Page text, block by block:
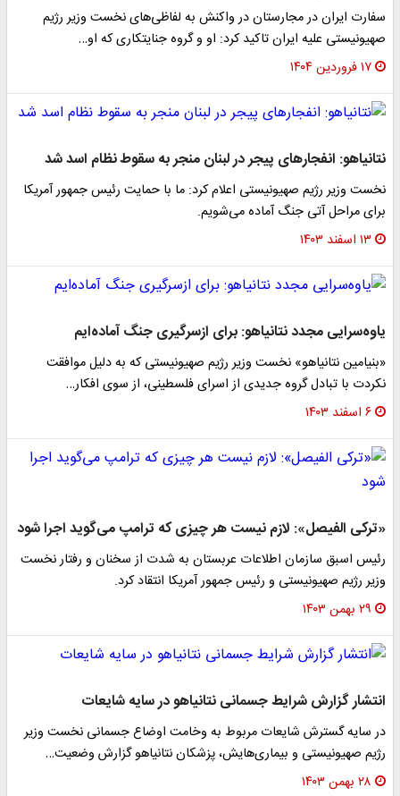
سفارت ایران در مجارستان در واکنش به لفاظی‌های نخست وزیر رژیم
صهیونیستی علیه ایران تاکید کرد: او و گروه جنایتکاری که او…
۱۷ فروردین ۱۴۰۴
نتانیاهو: انفجارهای پیجر در لبنان منجر به سقوط نظام اسد شد
نخست وزیر رژیم صهیونیستی اعلام کرد: ما با حمایت رئیس جمهور آمریکا
برای مراحل آتی جنگ آماده می‌شویم.
۱۳ اسفند ۱۴۰۳
یاوه‌سرایی مجدد نتانیاهو: برای ازسرگیری جنگ آماده‌ایم
«بنیامین نتانیاهو» نخست وزیر رژیم صهیونیستی که به دلیل موافقت
نکردت با تبادل گروه جدیدی از اسرای فلسطینی، از سوی افکار…
۶ اسفند ۱۴۰۳
«ترکی الفیصل»: لازم نیست هر چیزی که ترامپ می‌گوید اجرا شود
رئیس اسبق سازمان اطلاعات عربستان به شدت از سخنان و رفتار نخست
وزیر رژیم صهیونیستی و رئیس جمهور آمریکا انتقاد کرد.
۲۹ بهمن ۱۴۰۳
انتشار گزارش شرایط جسمانی نتانیاهو در سایه شایعات
در سایه گسترش شایعات مربوط به وخامت اوضاع جسمانی نخست وزیر
رژیم صهیونیستی و بیماری‌هایش، پزشکان نتانیاهو گزارش وضعیت…
۲۸ بهمن ۱۴۰۳